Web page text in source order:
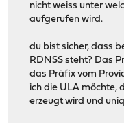
nicht weiss unter
aufgerufen wird.
du bist sicher, dass
RDNSS steht? Das
das Präfix vom
ich die ULA möchte,
erzeugt wird und